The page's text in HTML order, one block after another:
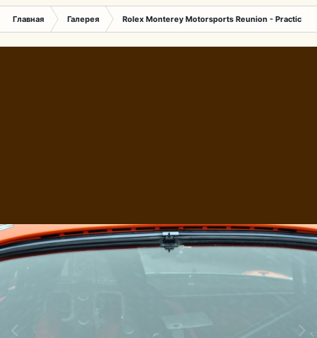
Главная Галерея Rolex Monterey Motorsports Reunion - Practice